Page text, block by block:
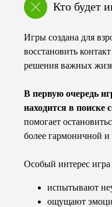
Кто будет
Игры создана для
восстановить
решения важных
В первую очередь
находится в поиске
помогает
более гармоничной
Особый интерес
испытывают
ощущают